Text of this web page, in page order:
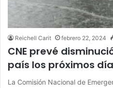
Reichell Carit febrero 22, 2024
CNE prevé
país los próximos
La Comisión Nacional de